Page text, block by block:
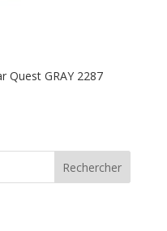
Quest GRAY 2287